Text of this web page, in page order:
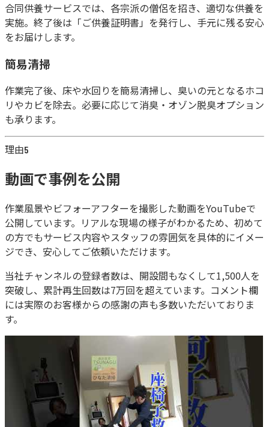
合同供養サービスでは、各宗派の僧侶を招き、適切な供養を
実施。終了後は「ご供養証明書」を発行し、手元に残る安心
をお届けします。
簡易清掃
作業完了後、床や水回りを簡易清掃し、臭いの元となるホコ
リやカビを除去。必要に応じて消臭・オゾン脱臭オプション
も承ります。
理由5
動画で事例を公開
作業風景やビフォーアフターを撮影した動画をYouTubeで
公開しています。リアルな現場の様子がわかるため、初めて
の方でもサービス内容やスタッフの雰囲気を具体的にイメー
ジでき、安心してご依頼いただけます。
当社チャンネルの登録者数は、開設間もなくして1,500人を
突破し、累計再生回数は7万回を超えています。コメント欄
には実際のお客様からの感謝の声も多数いただいておりま
す。